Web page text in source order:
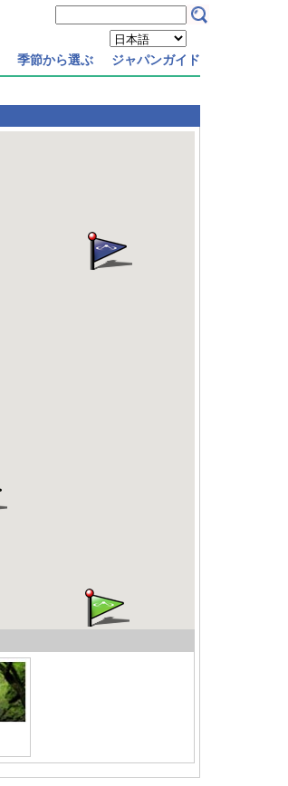
季節から選ぶ ジャパンガイド